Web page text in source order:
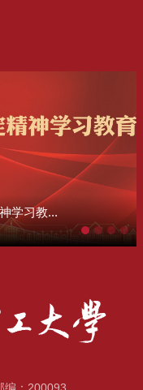
学习教...